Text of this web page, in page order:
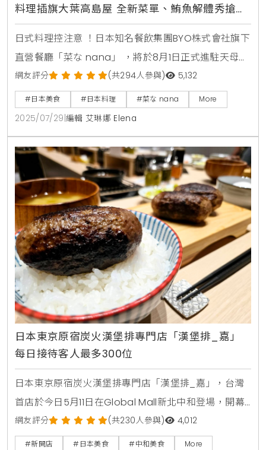
料理插旗大葉高島屋 全新菜單、鮪魚解體秀搶先
看
日式料理控注意 ！日本知名餐飲集團BYO株式會社旗下
直營餐廳「菜な nana」 ，將於8月1日正式進駐天母大
葉高島屋12樓 ，為天母商圈帶來正宗「京風現代料理」
新選擇 。瞄準天母居民對和食的高接受度與消費能力
，並由日籍料理長佐京健太郎親自坐鎮 ，「菜な
nana」不僅提供傳統京都料理的精髓 ，更融合現代元
素與西式食材 ，顛覆你對日式料理的想像 。開幕前夕7
月31日晚上6點 ，更將在大葉高島屋B1
網友評分 (共294人參與) 5,132
#日本美食 #日本料理 #菜な nana More
2025/07/29 編輯 艾琳娜 Elena
日本東京原宿炭火漢堡排專門店「漢堡排_嘉」
每日接待客人最多300位
日本東京原宿炭火漢堡排專門店「漢堡排_嘉」，台灣
首店於今日5月11日在Global Mall新北中和登場，開幕
首日排隊人潮踴躍，營業前直逼200人期待滿滿蓄勢待
發，只為能夠品嚐到傳說中神級炭烤漢堡排！更有喜愛
網友評分 (共230人參與) 4,012
#新開店 #日本美食 #中和美食 More